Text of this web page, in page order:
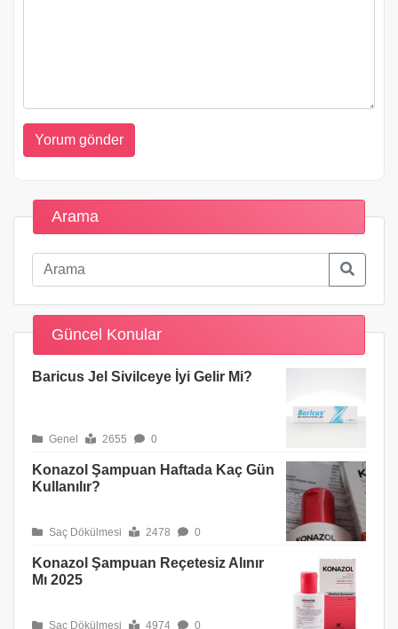
Arama
Güncel Konular
Baricus Jel Sivilceye İyi Gelir Mi?
Genel 2655 0
Konazol Şampuan Haftada Kaç Gün
Kullanılır?
Saç Dökülmesi 2478 0
Konazol Şampuan Reçetesiz Alınır
Mı 2025
Saç Dökülmesi 4974 0